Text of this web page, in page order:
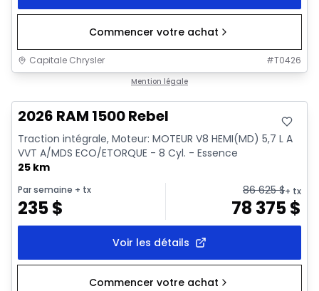
Commencer votre achat
Capitale Chrysler #T0426
Mention légale
2026 RAM 1500 Rebel
Traction intégrale, Moteur: MOTEUR V8 HEMI(MD) 5,7 L A
VVT A/MDS ECO/ETORQUE - 8 Cyl. - Essence
25 km
Par semaine + tx
235$
86 625$+ tx
78 375$
Voir les détails
Commencer votre achat